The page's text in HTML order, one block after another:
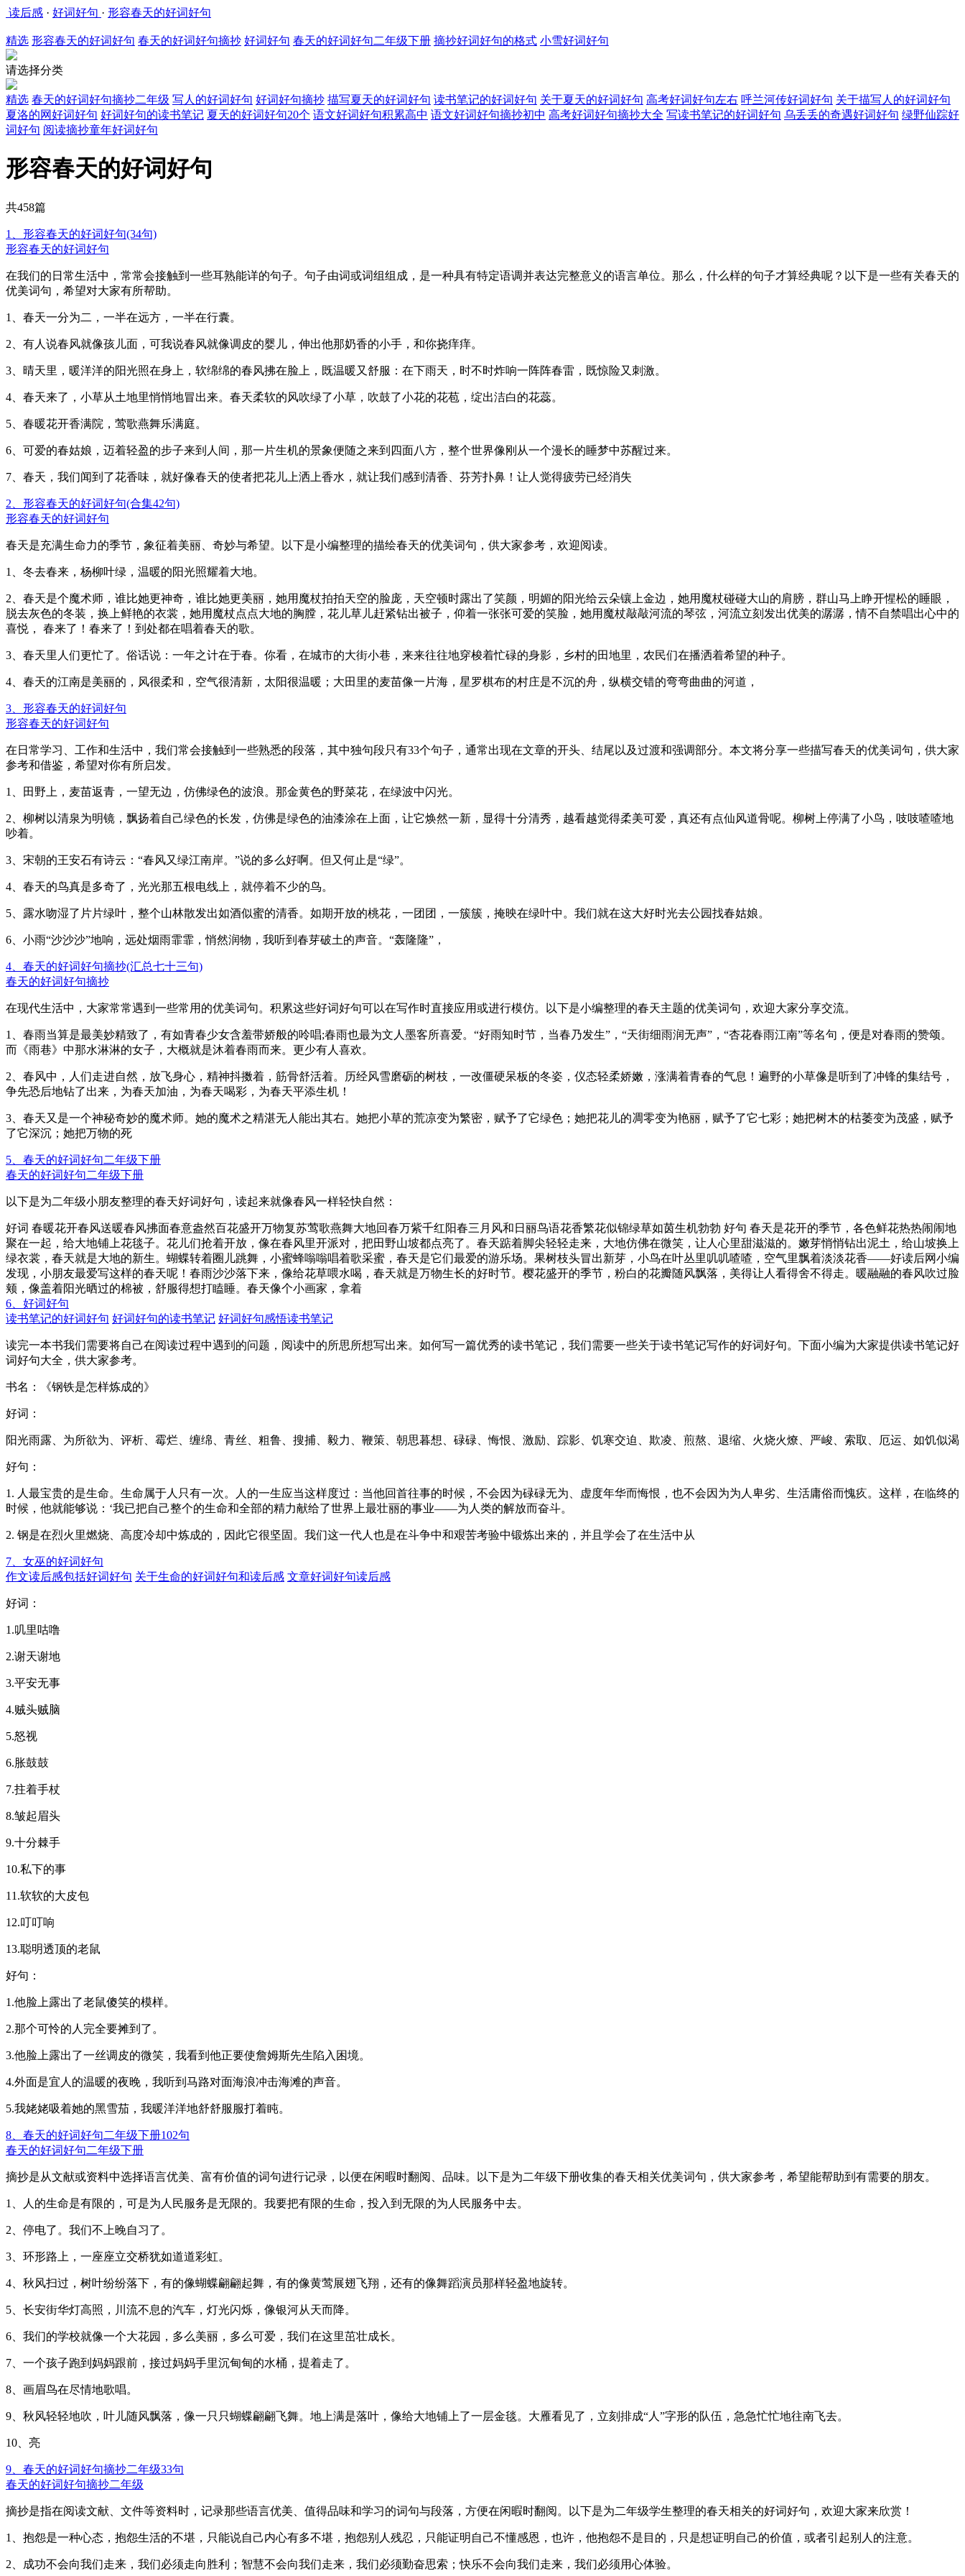
读后感 · 好词好句 · 形容春天的好词好句
精选 形容春天的好词好句 春天的好词好句摘抄 好词好句 春天的好词好句二年级下册 摘抄好词好句的格式 小雪好词好句
请选择分类
精选 春天的好词好句摘抄二年级 写人的好词好句 好词好句摘抄 描写夏天的好词好句 读书笔记的好词好句 关于夏天的好词好句 高考好词好句左右 呼兰河传好词好句 关于描写人的好词好句
夏洛的网好词好句 好词好句的读书笔记 夏天的好词好句20个 语文好词好句积累高中 语文好词好句摘抄初中 高考好词好句摘抄大全 写读书笔记的好词好句 乌丢丢的奇遇好词好句 绿野仙踪好
词好句 阅读摘抄童年好词好句
形容春天的好词好句
共458篇
1、形容春天的好词好句(34句)
形容春天的好词好句
在我们的日常生活中，常常会接触到一些耳熟能详的句子。句子由词或词组组成，是一种具有特定语调并表达完整意义的语言单位。那么，什么样的句子才算经典呢？以下是一些有关春天的
优美词句，希望对大家有所帮助。
1、春天一分为二，一半在远方，一半在行囊。
2、有人说春风就像孩儿面，可我说春风就像调皮的婴儿，伸出他那奶香的小手，和你挠痒痒。
3、晴天里，暖洋洋的阳光照在身上，软绵绵的春风拂在脸上，既温暖又舒服：在下雨天，时不时炸响一阵阵春雷，既惊险又刺激。
4、春天来了，小草从土地里悄悄地冒出来。春天柔软的风吹绿了小草，吹鼓了小花的花苞，绽出洁白的花蕊。
5、春暖花开香满院，莺歌燕舞乐满庭。
6、可爱的春姑娘，迈着轻盈的步子来到人间，那一片生机的景象便随之来到四面八方，整个世界像刚从一个漫长的睡梦中苏醒过来。
7、春天，我们闻到了花香味，就好像春天的使者把花儿上洒上香水，就让我们感到清香、芬芳扑鼻！让人觉得疲劳已经消失
2、形容春天的好词好句(合集42句)
形容春天的好词好句
春天是充满生命力的季节，象征着美丽、奇妙与希望。以下是小编整理的描绘春天的优美词句，供大家参考，欢迎阅读。
1、冬去春来，杨柳叶绿，温暖的阳光照耀着大地。
2、春天是个魔术师，谁比她更神奇，谁比她更美丽，她用魔杖拍拍天空的脸庞，天空顿时露出了笑颜，明媚的阳光给云朵镶上金边，她用魔杖碰碰大山的肩膀，群山马上睁开惺松的睡眼，
脱去灰色的冬装，换上鲜艳的衣裳，她用魔杖点点大地的胸膛，花儿草儿赶紧钻出被子，仰着一张张可爱的笑脸，她用魔杖敲敲河流的琴弦，河流立刻发出优美的潺潺，情不自禁唱出心中的
喜悦， 春来了！春来了！到处都在唱着春天的歌。
3、春天里人们更忙了。俗话说：一年之计在于春。你看，在城市的大街小巷，来来往往地穿梭着忙碌的身影，乡村的田地里，农民们在播洒着希望的种子。
4、春天的江南是美丽的，风很柔和，空气很清新，太阳很温暖；大田里的麦苗像一片海，星罗棋布的村庄是不沉的舟，纵横交错的弯弯曲曲的河道，
3、形容春天的好词好句
形容春天的好词好句
在日常学习、工作和生活中，我们常会接触到一些熟悉的段落，其中独句段只有33个句子，通常出现在文章的开头、结尾以及过渡和强调部分。本文将分享一些描写春天的优美词句，供大家
参考和借鉴，希望对你有所启发。
1、田野上，麦苗返青，一望无边，仿佛绿色的波浪。那金黄色的野菜花，在绿波中闪光。
2、柳树以清泉为明镜，飘扬着自己绿色的长发，仿佛是绿色的油漆涂在上面，让它焕然一新，显得十分清秀，越看越觉得柔美可爱，真还有点仙风道骨呢。柳树上停满了小鸟，吱吱喳喳地
吵着。
3、宋朝的王安石有诗云：“春风又绿江南岸。”说的多么好啊。但又何止是“绿”。
4、春天的鸟真是多奇了，光光那五根电线上，就停着不少的鸟。
5、露水吻湿了片片绿叶，整个山林散发出如酒似蜜的清香。如期开放的桃花，一团团，一簇簇，掩映在绿叶中。我们就在这大好时光去公园找春姑娘。
6、小雨“沙沙沙”地响，远处烟雨霏霏，悄然润物，我听到春芽破土的声音。“轰隆隆”，
4、春天的好词好句摘抄(汇总七十三句)
春天的好词好句摘抄
在现代生活中，大家常常遇到一些常用的优美词句。积累这些好词好句可以在写作时直接应用或进行模仿。以下是小编整理的春天主题的优美词句，欢迎大家分享交流。
1、春雨当算是最美妙精致了，有如青春少女含羞带娇般的呤唱;春雨也最为文人墨客所喜爱。“好雨知时节，当春乃发生”，“天街细雨润无声”，“杏花春雨江南”等名句，便是对春雨的赞颂。
而《雨巷》中那水淋淋的女子，大概就是沐着春雨而来。更少有人喜欢。
2、春风中，人们走进自然，放飞身心，精神抖擞着，筋骨舒活着。历经风雪磨砺的树枝，一改僵硬呆板的冬姿，仪态轻柔娇嫩，涨满着青春的气息！遍野的小草像是听到了冲锋的集结号，
争先恐后地钻了出来，为春天加油，为春天喝彩，为春天平添生机！
3、春天又是一个神秘奇妙的魔术师。她的魔术之精湛无人能出其右。她把小草的荒凉变为繁密，赋予了它绿色；她把花儿的凋零变为艳丽，赋予了它七彩；她把树木的枯萎变为茂盛，赋予
了它深沉；她把万物的死
5、春天的好词好句二年级下册
春天的好词好句二年级下册
以下是为二年级小朋友整理的春天好词好句，读起来就像春风一样轻快自然：
好词 春暖花开春风送暖春风拂面春意盎然百花盛开万物复苏莺歌燕舞大地回春万紫千红阳春三月风和日丽鸟语花香繁花似锦绿草如茵生机勃勃 好句 春天是花开的季节，各色鲜花热热闹闹地
聚在一起，给大地铺上花毯子。花儿们抢着开放，像在春风里开派对，把田野山坡都点亮了。春天踮着脚尖轻轻走来，大地仿佛在微笑，让人心里甜滋滋的。嫩芽悄悄钻出泥土，给山坡换上
绿衣裳，春天就是大地的新生。蝴蝶转着圈儿跳舞，小蜜蜂嗡嗡唱着歌采蜜，春天是它们最爱的游乐场。果树枝头冒出新芽，小鸟在叶丛里叽叽喳喳，空气里飘着淡淡花香——好读后网小编
发现，小朋友最爱写这样的春天呢！春雨沙沙落下来，像给花草喂水喝，春天就是万物生长的好时节。樱花盛开的季节，粉白的花瓣随风飘落，美得让人看得舍不得走。暖融融的春风吹过脸
颊，像盖着阳光晒过的棉被，舒服得想打瞌睡。春天像个小画家，拿着
6、好词好句
读书笔记的好词好句 好词好句的读书笔记 好词好句感悟读书笔记
读完一本书我们需要将自己在阅读过程中遇到的问题，阅读中的所思所想写出来。如何写一篇优秀的读书笔记，我们需要一些关于读书笔记写作的好词好句。下面小编为大家提供读书笔记好
词好句大全，供大家参考。
书名：《钢铁是怎样炼成的》
好词：
阳光雨露、为所欲为、评析、霉烂、缠绵、青丝、粗鲁、搜捕、毅力、鞭策、朝思暮想、碌碌、悔恨、激励、踪影、饥寒交迫、欺凌、煎熬、退缩、火烧火燎、严峻、索取、厄运、如饥似渴
好句：
1. 人最宝贵的是生命。生命属于人只有一次。人的一生应当这样度过：当他回首往事的时候，不会因为碌碌无为、虚度年华而悔恨，也不会因为为人卑劣、生活庸俗而愧疚。这样，在临终的
时候，他就能够说：‘我已把自己整个的生命和全部的精力献给了世界上最壮丽的事业——为人类的解放而奋斗。
2. 钢是在烈火里燃烧、高度冷却中炼成的，因此它很坚固。我们这一代人也是在斗争中和艰苦考验中锻炼出来的，并且学会了在生活中从
7、女巫的好词好句
作文读后感包括好词好句 关于生命的好词好句和读后感 文章好词好句读后感
好词：
1.叽里咕噜
2.谢天谢地
3.平安无事
4.贼头贼脑
5.怒视
6.胀鼓鼓
7.拄着手杖
8.皱起眉头
9.十分棘手
10.私下的事
11.软软的大皮包
12.叮叮响
13.聪明透顶的老鼠
好句：
1.他脸上露出了老鼠傻笑的模样。
2.那个可怜的人完全要摊到了。
3.他脸上露出了一丝调皮的微笑，我看到他正要使詹姆斯先生陷入困境。
4.外面是宜人的温暖的夜晚，我听到马路对面海浪冲击海滩的声音。
5.我姥姥吸着她的黑雪茄，我暖洋洋地舒舒服服打着盹。
8、春天的好词好句二年级下册102句
春天的好词好句二年级下册
摘抄是从文献或资料中选择语言优美、富有价值的词句进行记录，以便在闲暇时翻阅、品味。以下是为二年级下册收集的春天相关优美词句，供大家参考，希望能帮助到有需要的朋友。
1、人的生命是有限的，可是为人民服务是无限的。我要把有限的生命，投入到无限的为人民服务中去。
2、停电了。我们不上晚自习了。
3、环形路上，一座座立交桥犹如道道彩虹。
4、秋风扫过，树叶纷纷落下，有的像蝴蝶翩翩起舞，有的像黄莺展翅飞翔，还有的像舞蹈演员那样轻盈地旋转。
5、长安街华灯高照，川流不息的汽车，灯光闪烁，像银河从天而降。
6、我们的学校就像一个大花园，多么美丽，多么可爱，我们在这里茁壮成长。
7、一个孩子跑到妈妈跟前，接过妈妈手里沉甸甸的水桶，提着走了。
8、画眉鸟在尽情地歌唱。
9、秋风轻轻地吹，叶儿随风飘落，像一只只蝴蝶翩翩飞舞。地上满是落叶，像给大地铺上了一层金毯。大雁看见了，立刻排成“人”字形的队伍，急急忙忙地往南飞去。
10、亮
9、春天的好词好句摘抄二年级33句
春天的好词好句摘抄二年级
摘抄是指在阅读文献、文件等资料时，记录那些语言优美、值得品味和学习的词句与段落，方便在闲暇时翻阅。以下是为二年级学生整理的春天相关的好词好句，欢迎大家来欣赏！
1、抱怨是一种心态，抱怨生活的不堪，只能说自己内心有多不堪，抱怨别人残忍，只能证明自己不懂感恩，也许，他抱怨不是目的，只是想证明自己的价值，或者引起别人的注意。
2、成功不会向我们走来，我们必须走向胜利；智慧不会向我们走来，我们必须勤奋思索；快乐不会向我们走来，我们必须用心体验。